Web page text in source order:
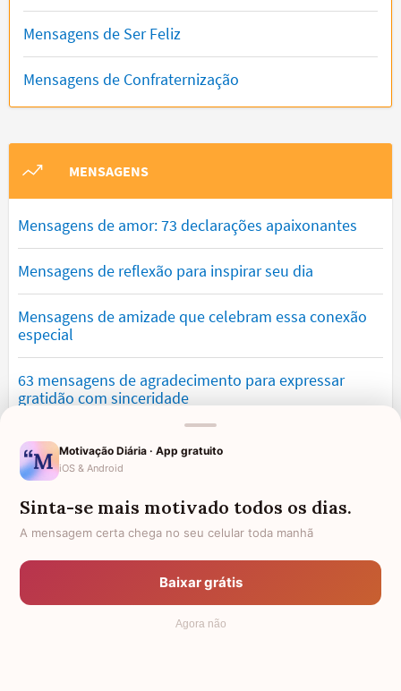
Mensagens de Ser Feliz
Mensagens de Confraternização
MENSAGENS
Mensagens de amor: 73 declarações apaixonantes
Mensagens de reflexão para inspirar seu dia
Mensagens de amizade que celebram essa conexão
especial
63 mensagens de agradecimento para expressar
gratidão com sinceridade
Mensagens de saudade que tocam o coração e
expressam falta
Mensagens de otimismo que vão encher você de
confiança
Mensagens para namorado: declare o seu amor com
Motivação Diária · App gratuito
iOS & Android
Sinta-se mais motivado todos os dias.
A mensagem certa chega no seu celular toda manhã
Baixar grátis
Agora não